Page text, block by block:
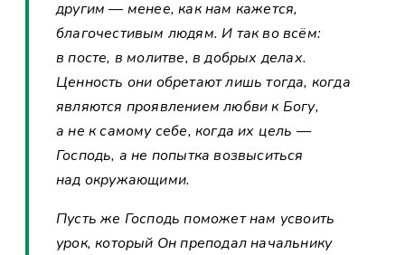
другим — менее, как нам кажется,
благочестивым людям. И так во всём:
в посте, в молитве, в добрых делах.
Ценность они обретают лишь тогда, когда
являются проявлением любви к Богу,
а не к самому себе, когда их цель —
Господь, а не попытка возвыситься
над окружающими.
Пусть же Господь поможет нам усвоить
урок, который Он преподал начальнику